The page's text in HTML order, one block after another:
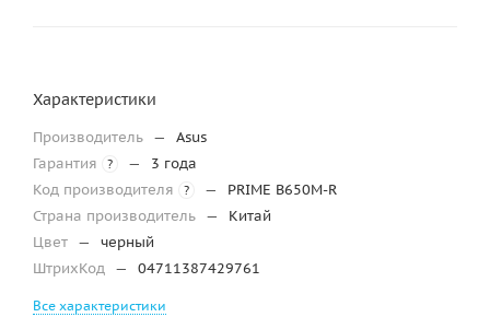
Характеристики
Производитель —
Asus
Гарантия
? —
3 года
Код производителя
? —
PRIME B650M-R
Страна производитель —
Китай
Цвет —
черный
ШтрихКод — 04711387429761
Все характеристики